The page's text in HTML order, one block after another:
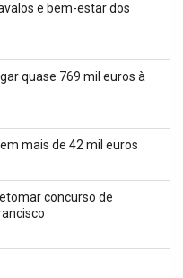
e bem-estar dos
quase 769 mil euros à
mais de 42 mil euros
concurso de